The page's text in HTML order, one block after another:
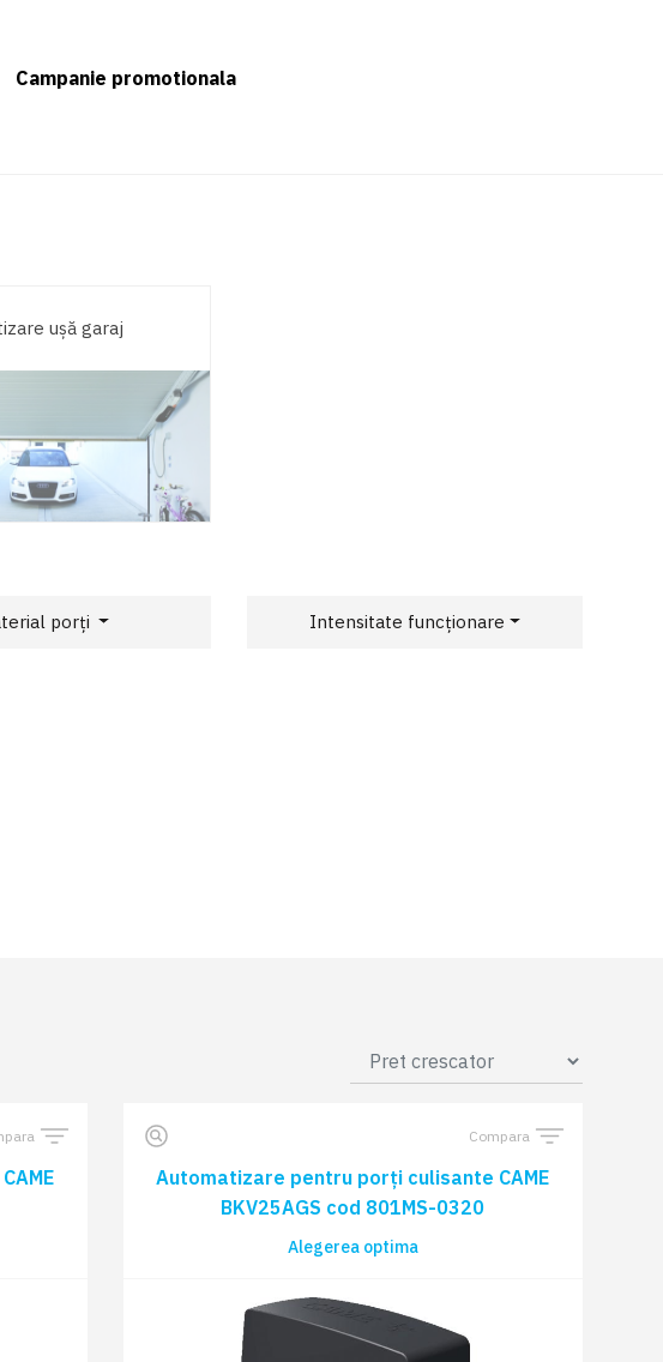
Campanie promotionala
ușă garaj
porți Intensitate funcționare
Compara
Automatizare pentru porți culisante CAME
BKV25AGS cod 801MS-0320
Alegerea optima